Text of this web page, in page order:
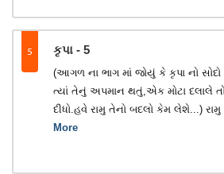
5 કૃપા - 5
(આગળ ના ભાગ માં જોયું કે કૃપા નો
ત્યાં તેનું અપમાન થતું,એક મોટા દલાલે
દીધો.હવે રામુ તેનો બદલો કેમ લેશે...)
More